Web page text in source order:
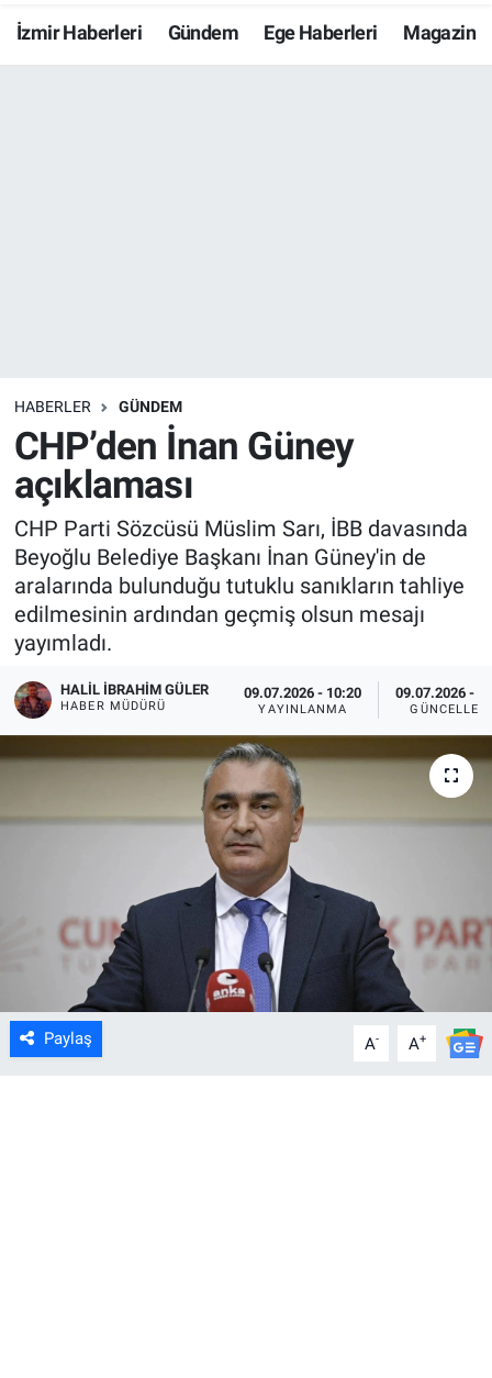
İzmir Haberleri Gündem Ege Haberleri Magazin
HABERLER GÜNDEM
CHP’den İnan Güney
açıklaması
CHP Parti Sözcüsü Müslim Sarı, İBB davasında
Beyoğlu Belediye Başkanı İnan Güney'in de
aralarında bulunduğu tutuklu sanıkların tahliye
edilmesinin ardından geçmiş olsun mesajı
yayımladı.
HALIL İBRAHIM GÜLER
HABER MÜDÜRÜ
09.07.2026 - 10:20
YAYINLANMA
09.07.2026 -
Paylaş A- A+
Resmi İlanlar